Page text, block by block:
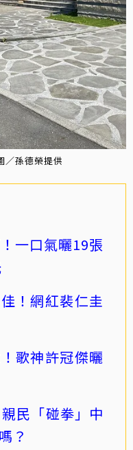
／孫德榮提供
一口氣曬19張
！網紅裴仁圭
歌神許冠傑曬
民「碰拳」中
？